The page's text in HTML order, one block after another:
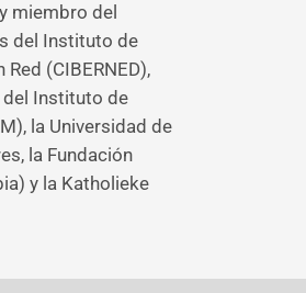
miembro del
del Instituto de
(CIBERNED),
del Instituto de
la Universidad de
la Fundación
y la Katholieke